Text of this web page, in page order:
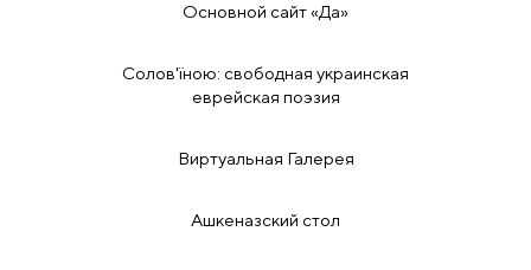
Основной сайт «Да»
Солов'їною: свободная украинская
еврейская поэзия
Виртуальная Галерея
Ашкеназский стол